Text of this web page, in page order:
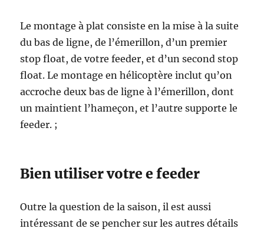
Le montage à plat consiste en la mise à la suite
du bas de ligne, de l’émerillon, d’un premier
stop float, de votre feeder, et d’un second stop
float. Le montage en hélicoptère inclut qu’on
accroche deux bas de ligne à l’émerillon, dont
un maintient l’hameçon, et l’autre supporte le
feeder. ;
Bien utiliser votre e feeder
Outre la question de la saison, il est aussi
intéressant de se pencher sur les autres détails